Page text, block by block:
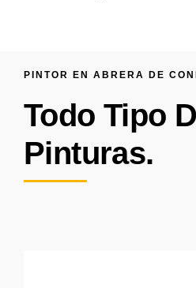
PINTOR EN ABRERA DE
Todo Tipo
Pinturas.